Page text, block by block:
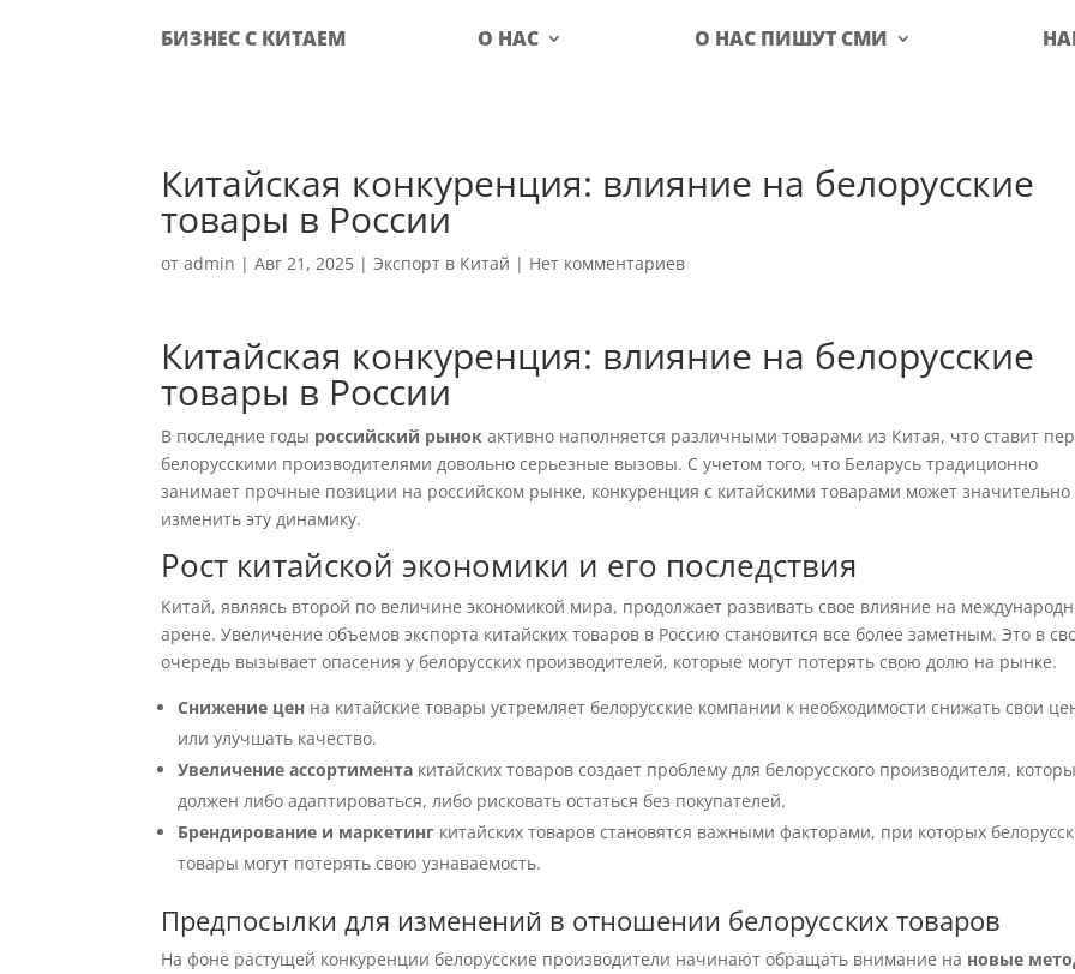
БИЗНЕС С КИТАЕМ О НАС О НАС ПИШУТ СМИ
Китайская конкуренция: влияние на белорусские
товары в России
отadmin |Авг 21, 2025 |Экспорт в Китай | Нет комментариев
Китайская конкуренция: влияние на белорусские
товары в России
В последние годы российский рынок активно наполняется различными товарами из Китая, что ставит
белорусскими производителями довольно серьезные вызовы. С учетом того, что Беларусь традиционно
занимает прочные позиции на российском рынке, конкуренция с китайскими товарами может значительно
изменить эту динамику.
Рост китайской экономики и его последствия
Китай, являясь второй по величине экономикой мира, продолжает развивать свое влияние на
арене. Увеличение объемов экспорта китайских товаров в Россию становится все более заметным. Это в
очередь вызывает опасения у белорусских производителей, которые могут потерять свою долю на рынке.
Снижение цен на китайские товары устремляет белорусские компании к необходимости снижать свои
или улучшать качество.
Увеличение ассортимента китайских товаров создает проблему для белорусского производителя,
должен либо адаптироваться, либо рисковать остаться без покупателей.
Брендирование и маркетинг китайских товаров становятся важными факторами, при которых
товары могут потерять свою узнаваемость.
Предпосылки для изменений в отношении белорусских товаров
На фоне растущей конкуренции белорусские производители начинают обращать внимание на новые